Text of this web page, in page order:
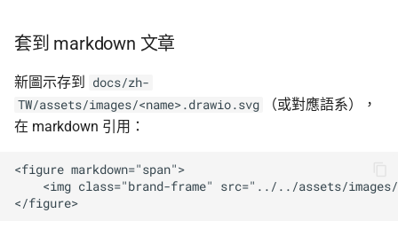
套到 markdown 文章
新圖示存到
docs/zh-
TW/assets/images/<name>.drawio.svg
（或對應語系），
在 markdown 引用：
<figure markdown="span">
<img class="brand-frame" src="../../assets/